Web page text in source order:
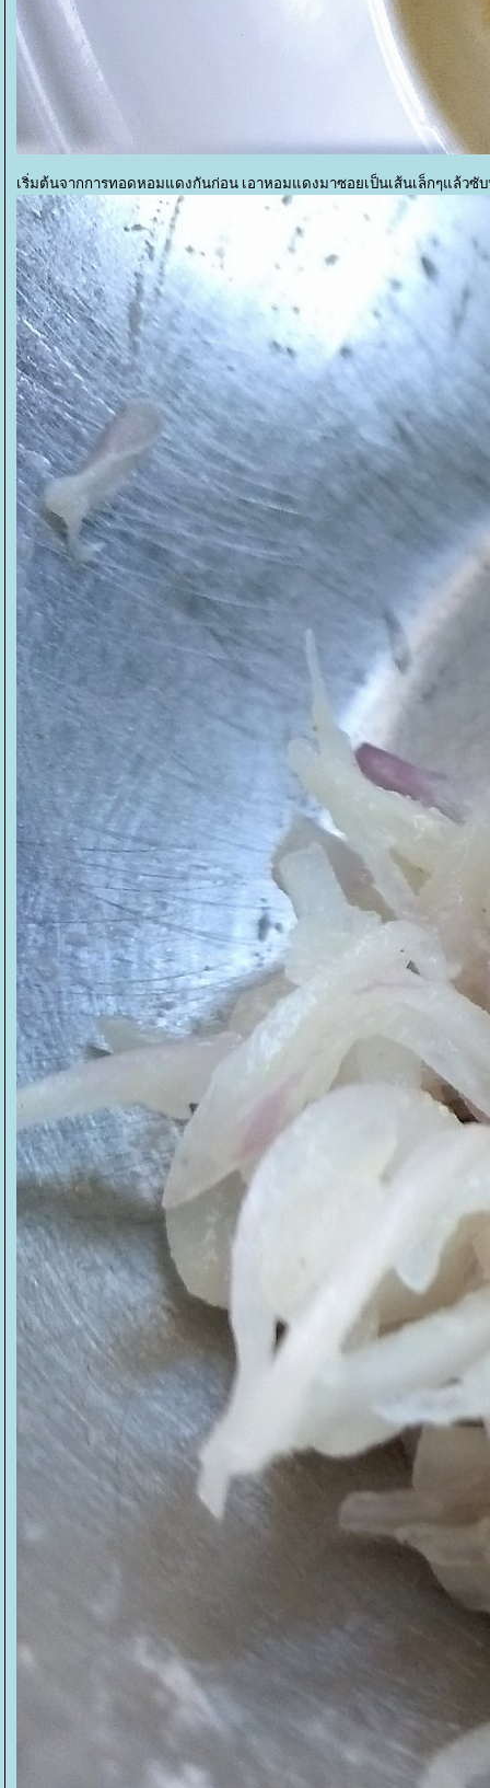
เริ่มต้นจากการทอดหอมแดงกันก่อน เอาหอมแดงมาซอยเป็นเส้นเล็กๆแล้ว